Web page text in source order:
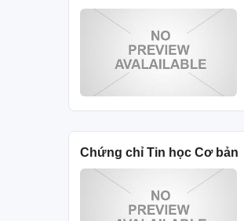
Chứng chỉ Tin học Cơ bản